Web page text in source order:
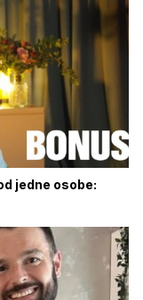
jedne osobe: